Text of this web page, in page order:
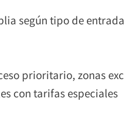
según tipo de
prioritario, zonas
con tarifas especiales